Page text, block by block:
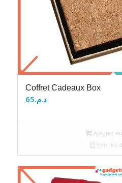
Coffret Cadeaux Box
د.م.65
Ajouter
Voir les